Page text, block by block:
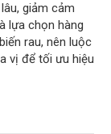
giảm cảm
lựa chọn hàng
rau, nên luộc
vị để tối ưu hiệu